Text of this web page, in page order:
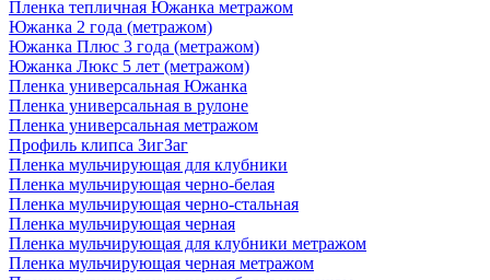
Пленка тепличная Южанка метражом
Южанка 2 года (метражом)
Южанка Плюс 3 года (метражом)
Южанка Люкс 5 лет (метражом)
Пленка универсальная Южанка
Пленка универсальная в рулоне
Пленка универсальная метражом
Профиль клипса ЗигЗаг
Пленка мульчирующая для клубники
Пленка мульчирующая черно-белая
Пленка мульчирующая черно-стальная
Пленка мульчирующая черная
Пленка мульчирующая для клубники метражом
Пленка мульчирующая черная метражом